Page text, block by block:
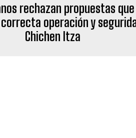
rechazan propuestas que
operación y
Chichen Itza